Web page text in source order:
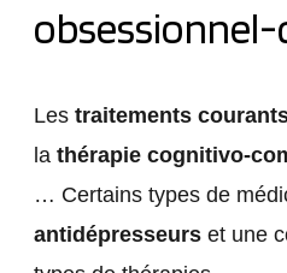
Les traitements
lathérapie cognitivo-
… Certains types de
antidépresseurset une